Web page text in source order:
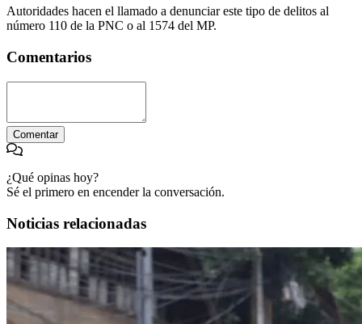
Autoridades hacen el llamado a denunciar este tipo de delitos al
número 110 de la PNC o al 1574 del MP.
Comentarios
Comentar
¿Qué opinas hoy?
Sé el primero en encender la conversación.
Noticias relacionadas